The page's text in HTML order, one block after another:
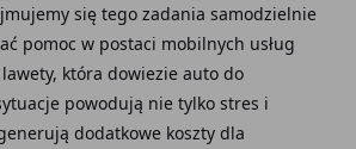
się tego zadania samodzielnie
pomoc w postaci mobilnych usług
która dowiezie auto do
powodują nie tylko stres i
dodatkowe koszty dla